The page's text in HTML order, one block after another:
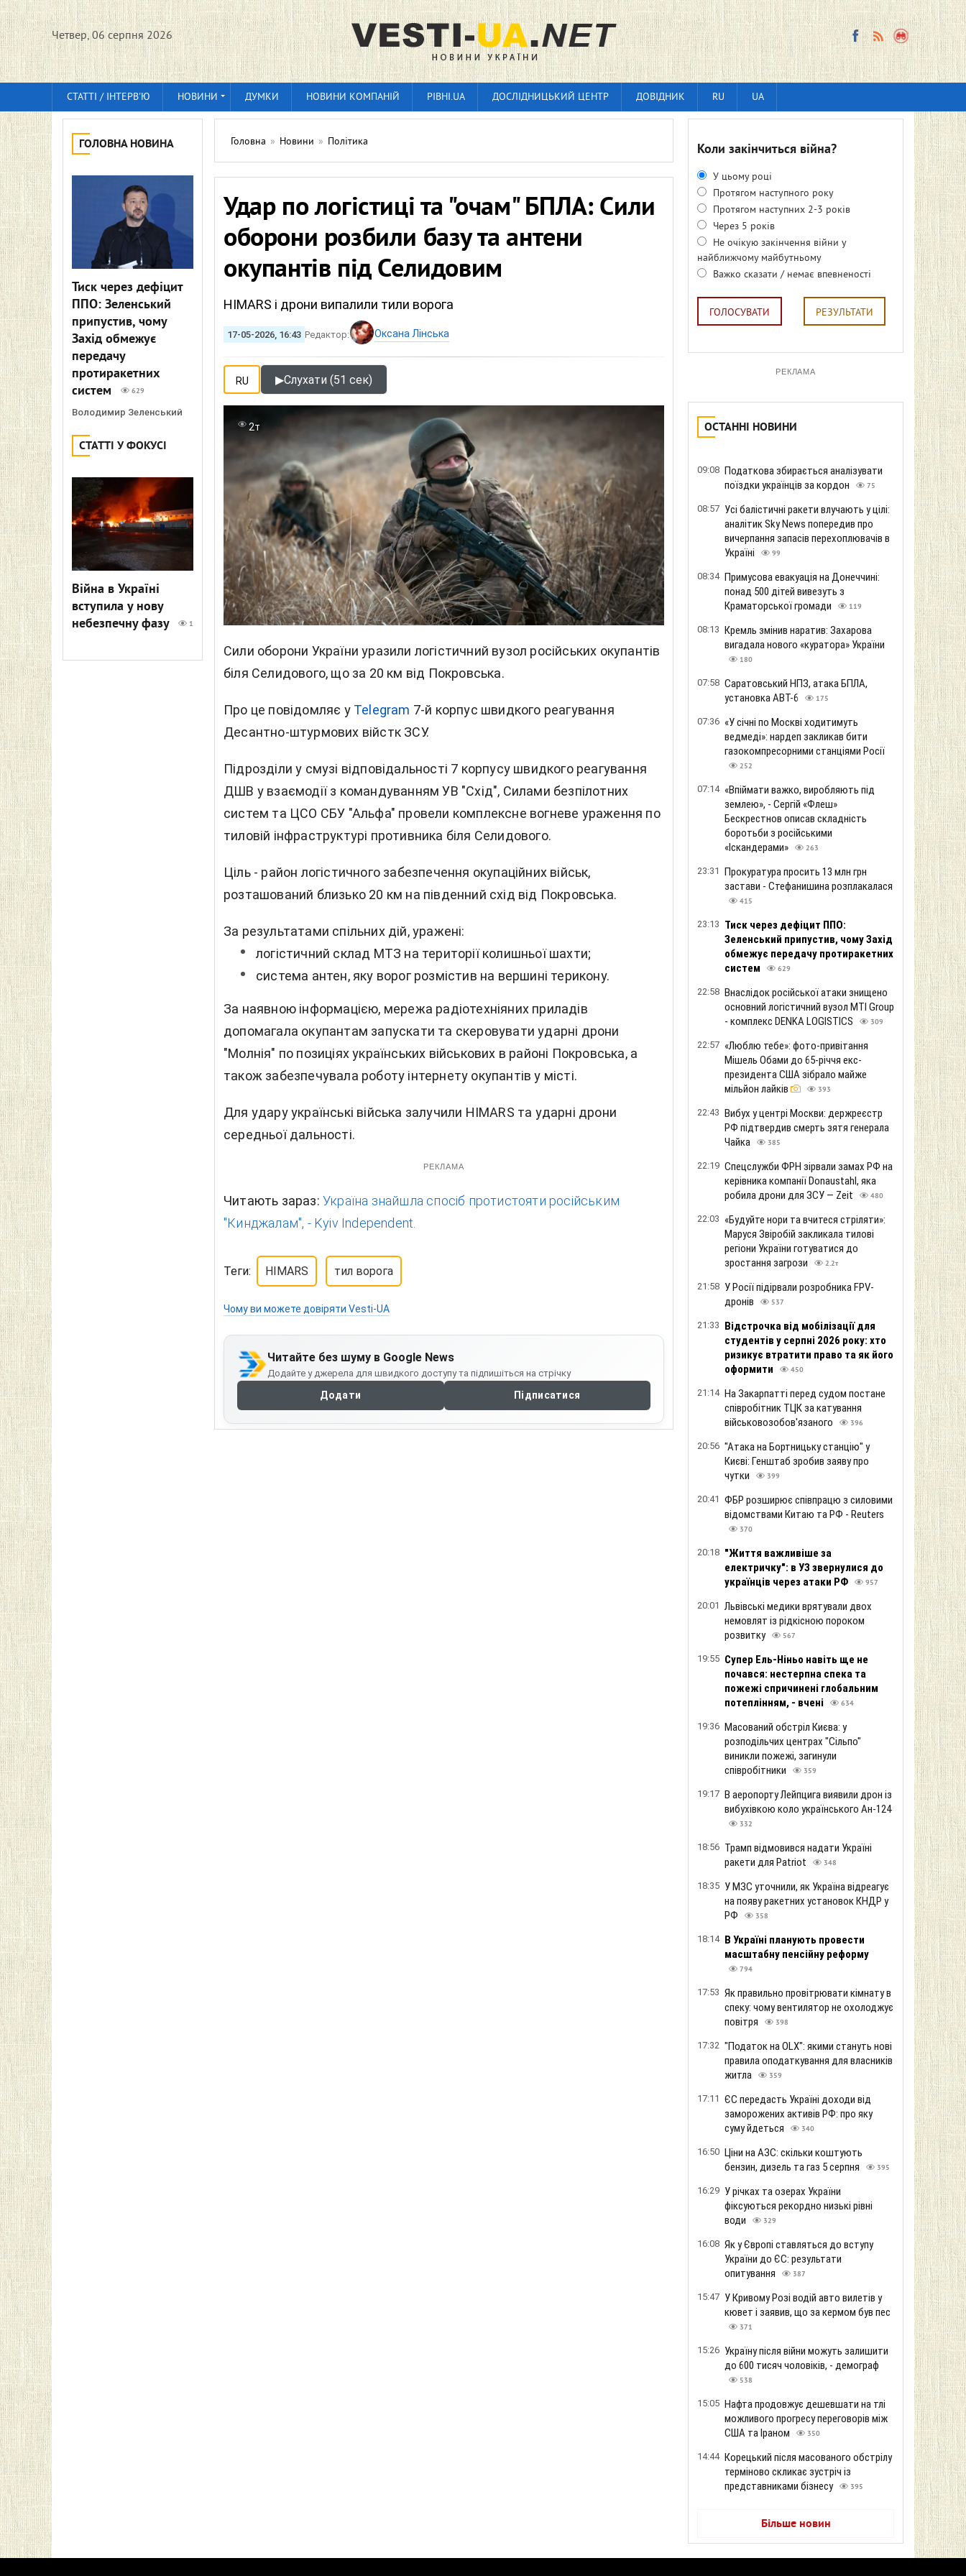
Четвер, 06 серпня 2026
СТАТТІ / ІНТЕРВ'Ю НОВИНИ ДУМКИ НОВИНИ КОМПАНІЙ РІВНІ.UA ДОСЛІДНИЦЬКИЙ ЦЕНТР ДОВІДНИК RU UA
ГОЛОВНА НОВИНА
Тиск через дефіцит
ППО: Зеленський
припустив, чому
Захід обмежує
передачу
протиракетних
систем
629
Володимир Зеленський
СТАТТІ У ФОКУСІ
Війна в Україні
вступила у нову
небезпечну фазу
1
Головна » Новини » Політика
Удар по логістиці та "очам" БПЛА: Сили
оборони розбили базу та антени
окупантів під Селидовим
HIMARS і дрони випалили тили ворога
17-05-2026, 16:43 Редактор: Оксана Лінська
RU ▶Слухати (51 сек)
2т
Сили оборони України уразили логістичний вузол російських окупантів
біля Селидового, що за 20 км від Покровська.
Про це повідомляє у Telegram 7-й корпус швидкого реагування
Десантно-штурмових війстк ЗСУ.
Підрозділи у смузі відповідальності 7 корпусу швидкого реагування
ДШВ у взаємодії з командуванням УВ "Схід", Силами безпілотних
систем та ЦСО СБУ "Альфа" провели комплексне вогневе ураження по
тиловій інфраструктурі противника біля Селидового.
Ціль - район логістичного забезпечення окупаційних військ,
розташований близько 20 км на південний схід від Покровська.
За результатами спільних дій, уражені:
логістичний склад МТЗ на території колишньої шахти;
система антен, яку ворог розмістив на вершині терикону.
За наявною інформацією, мережа радіотехніяних приладів
допомагала окупантам запускати та скеровувати ударні дрони
"Молнія" по позиціях українських військових в районі Покровська, а
також забезпечувала роботу інтернету окупантів у місті.
Для удару українські війська залучили HIMARS та ударні дрони
середньої дальності.
РЕКЛАМА
Читають зараз: Україна знайшла спосіб протистояти російським
"Кинджалам", - Kyiv Independent.
Теги: HIMARS тил ворога
Чому ви можете довіряти Vesti-UA
Читайте без шуму в Google News
Додайте у джерела для швидкого доступу та підпишіться на стрічку
Додати Підписатися
Коли закінчиться війна?
У цьому році
Протягом наступного року
Протягом наступних 2-3 років
Через 5 років
Не очікую закінчення війни у
найближчому майбутньому
Важко сказати / немає впевненості
ГОЛОСУВАТИ РЕЗУЛЬТАТИ
РЕКЛАМА
ОСТАННІ НОВИНИ
09:08 Податкова збирається аналізувати
поїздки українців за кордон
75
08:57 Усі балістичні ракети влучають у цілі:
аналітик Sky News попередив про
вичерпання запасів перехоплювачів в
Україні
99
08:34 Примусова евакуація на Донеччині:
понад 500 дітей вивезуть з
Краматорської громади
119
08:13 Кремль змінив наратив: Захарова
вигадала нового «куратора» України
180
07:58 Саратовський НПЗ, атака БПЛА,
установка АВТ-6
175
07:36 «У січні по Москві ходитимуть
ведмеді»: нардеп закликав бити
газокомпресорними станціями Росії
252
07:14 «Впіймати важко, виробляють під
землею», - Сергій «Флеш»
Бескрестнов описав складність
боротьби з російськими
«Іскандерами»
263
23:31 Прокуратура просить 13 млн грн
застави - Стефанишина розплакалася
415
23:13 Тиск через дефіцит ППО:
Зеленський припустив, чому Захід
обмежує передачу протиракетних
систем
629
22:58 Внаслідок російської атаки знищено
основний логістичний вузол MTI Group
- комплекс DENKA LOGISTICS
309
22:57 «Люблю тебе»: фото-привітання
Мішель Обами до 65-річчя екс-
президента США зібрало майже
мільйон лайків
393
22:43 Вибух у центрі Москви: держреєстр
РФ підтвердив смерть зятя генерала
Чайка
385
22:19 Спецслужби ФРН зірвали замах РФ на
керівника компанії Donaustahl, яка
робила дрони для ЗСУ — Zeit
480
22:03 «Будуйте нори та вчитеся стріляти»:
Маруся Звіробій закликала тилові
регіони України готуватися до
зростання загрози
2.2т
21:58 У Росії підірвали розробника FPV-
дронів
537
21:33 Відстрочка від мобілізації для
студентів у серпні 2026 року: хто
ризикує втратити право та як його
оформити
450
21:14 На Закарпатті перед судом постане
співробітник ТЦК за катування
військовозобов'язаного
396
20:56 "Атака на Бортницьку станцію" у
Києві: Генштаб зробив заяву про
чутки
399
20:41 ФБР розширює співпрацю з силовими
відомствами Китаю та РФ - Reuters
370
20:18 "Життя важливіше за
електричку": в УЗ звернулися до
українців через атаки РФ
957
20:01 Львівські медики врятували двох
немовлят із рідкісною пороком
розвитку
567
19:55 Супер Ель-Ніньо навіть ще не
почався: нестерпна спека та
пожежі спричинені глобальним
потеплінням, - вчені
634
19:36 Масований обстріл Києва: у
розподільчих центрах "Сільпо"
виникли пожежі, загинули
співробітники
359
19:17 В аеропорту Лейпцига виявили дрон із
вибухівкою коло українського Ан-124
332
18:56 Трамп відмовився надати Україні
ракети для Patriot
348
18:35 У МЗС уточнили, як Україна відреагує
на появу ракетних установок КНДР у
РФ
358
18:14 В Україні планують провести
масштабну пенсійну реформу
794
17:53 Як правильно провітрювати кімнату в
спеку: чому вентилятор не охолоджує
повітря
398
17:32 "Податок на OLX": якими стануть нові
правила оподаткування для власників
житла
359
17:11 ЄС передасть Україні доходи від
заморожених активів РФ: про яку
суму йдеться
340
16:50 Ціни на АЗС: скільки коштують
бензин, дизель та газ 5 серпня
395
16:29 У річках та озерах України
фіксуються рекордно низькі рівні
води
329
16:08 Як у Європі ставляться до вступу
України до ЄС: результати
опитування
387
15:47 У Кривому Розі водій авто вилетів у
кювет і заявив, що за кермом був пес
371
15:26 Україну після війни можуть залишити
до 600 тисяч чоловіків, - демограф
538
15:05 Нафта продовжує дешевшати на тлі
можливого прогресу переговорів між
США та Іраном
350
14:44 Корецький після масованого обстрілу
терміново скликає зустріч із
представниками бізнесу
395
Більше новин